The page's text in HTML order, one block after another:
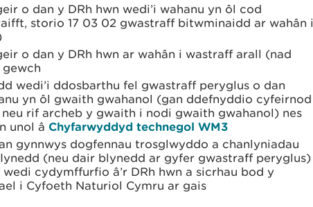
o dan y DRh hwn wedi’i wahanu yn ôl cod
storio 17 03 02 gwastraff bitwminaidd ar wahân i
o dan y DRh hwn ar wahân i wastraff arall (nad
gewch
wedi’i ddosbarthu fel gwastraff peryglus o dan
yn ôl gwaith gwahanol (gan ddefnyddio cyfeirnod
rif archeb y gwaith i nodi gwaith gwahanol) nes
unol â Chyfarwyddyd technegol WM3
gynnwys dogfennau trosglwyddo a chanlyniadau
(neu dair blynedd ar gyfer gwastraff peryglus)
cydymffurfio â’r DRh hwn a sicrhau bod y
i Cyfoeth Naturiol Cymru ar gais